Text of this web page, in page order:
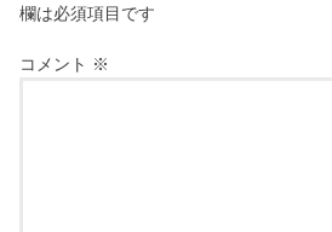
欄は必須項目です
コメント ※